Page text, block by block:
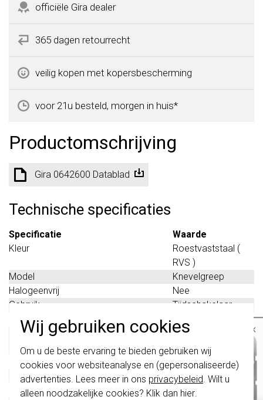
Wij gebruiken cookies
Om u de beste ervaring te bieden gebruiken wij
cookies voor websiteanalyse en (gepersonaliseerde)
advertenties. Lees meer in ons privacybeleid. Wilt u
alleen noodzakelijke cookies? Klik dan hier.
officiële Gira dealer
365 dagen retourrecht
veilig kopen met kopersbescherming
voor 21u besteld, morgen in huis*
Productomschrijving
Gira 0642600 Datablad
Technische specificaties
Specificatie
Waarde
Kleur
Roestvaststaal (
RVS )
Model
Knevelgreep
Halogeenvrij
Nee
Gebruik
Tijdschakelaar
Oppervlaktebescherming
Materiaalkwaliteit
Roestvaststaal (
RVS )
Materiaal
Metaal
Bevestigingswijze
Schroefbevestiging
Opdruk/indicatie
Diverse symbolen
×
schakelwippen zijn vernieuwd. Ze zijn
niette combineren met de schakelaars
van vóór augustus 2024.
Klik hiervoor meer informatie, zodat je